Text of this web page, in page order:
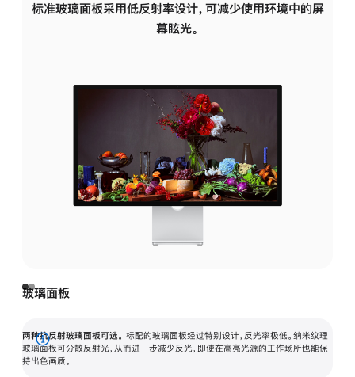
标准玻璃面板采用低反射率设计，可减少使用环境中的屏
幕眩光。
玻璃面板
两种抗反射玻璃面板可选。 标配的玻璃面板经过特别设计，反光率极低。纳米纹理
玻璃面板可分散反射光，从而进一步减少反光，即使在高亮光源的工作场所也能保
持出色画质。
展
开